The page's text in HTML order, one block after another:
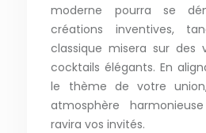
moderne pourra se
créations inventives,
classique misera sur des
cocktails élégants. En
le thème de votre
atmosphère
ravira vos invités.